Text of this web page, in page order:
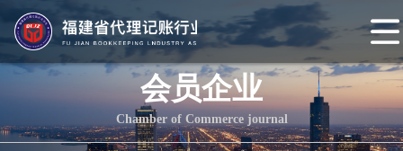
站
页
协会概况
会
协
会员企业
Chamber of Commerce journal